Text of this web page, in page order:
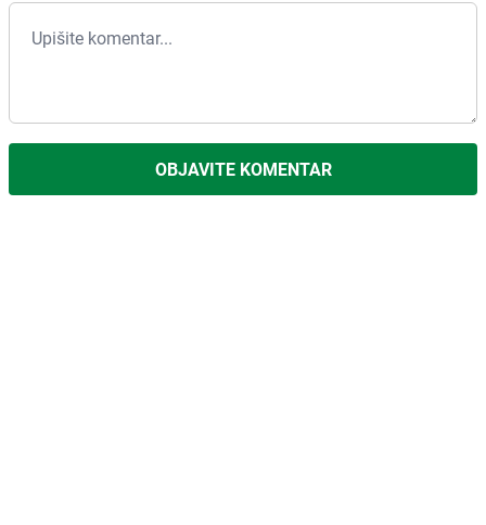
OBJAVITE KOMENTAR